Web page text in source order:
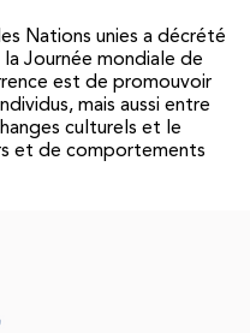
Nations unies a décrété
Journée mondiale de
est de promouvoir
mais aussi entre
culturels et le
et de comportements